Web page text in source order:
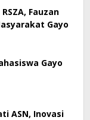
Fauzan
Gayo
Gayo
ASN, Inovasi